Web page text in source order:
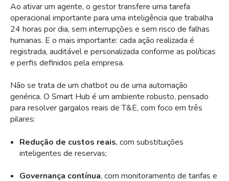
Ao ativar um agente, o gestor transfere uma tarefa
operacional importante para uma inteligência que trabalha
24 horas por dia, sem interrupções e sem risco de falhas
humanas. E o mais importante: cada ação realizada é
registrada, auditável e personalizada conforme as políticas
e perfis definidos pela empresa.
Não se trata de um chatbot ou de uma automação
genérica. O Smart Hub é um ambiente robusto, pensado
para resolver gargalos reais de T&E, com foco em três
pilares:
Redução de custos reais, com substituições
inteligentes de reservas;
Governança contínua, com monitoramento de tarifas e